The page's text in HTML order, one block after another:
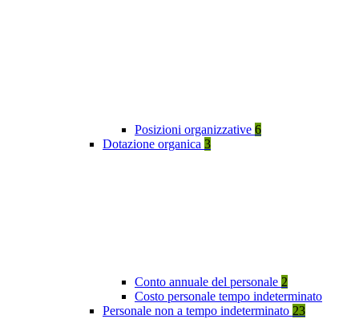
Posizioni organizzative 6
Dotazione organica 3
Conto annuale del personale 2
Costo personale tempo indeterminato
Personale non a tempo indeterminato 23